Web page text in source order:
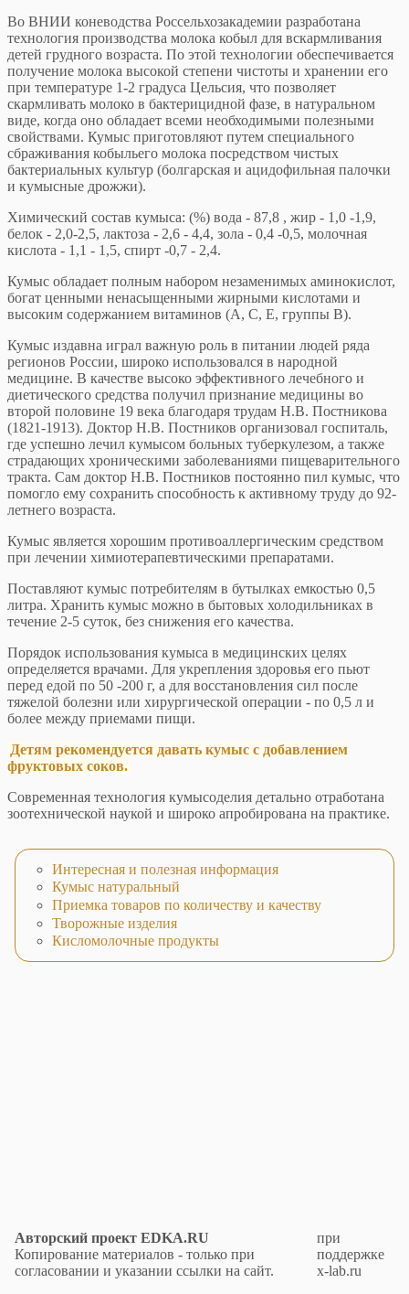
Во ВНИИ коневодства Россельхозакадемии разработана
технология производства молока кобыл для вскармливания
детей грудного возраста. По этой технологии обеспечивается
получение молока высокой степени чистоты и хранении его
при температуре 1-2 градуса Цельсия, что позволяет
скармливать молоко в бактерицидной фазе, в натуральном
виде, когда оно обладает всеми необходимыми полезными
свойствами. Кумыс приготовляют путем специального
сбраживания кобыльего молока посредством чистых
бактериальных культур (болгарская и ацидофильная палочки
и кумысные дрожжи).
Химический состав кумыса: (%) вода - 87,8 , жир - 1,0 -1,9,
белок - 2,0-2,5, лактоза - 2,6 - 4,4, зола - 0,4 -0,5, молочная
кислота - 1,1 - 1,5, спирт -0,7 - 2,4.
Кумыс обладает полным набором незаменимых аминокислот,
богат ценными ненасыщенными жирными кислотами и
высоким содержанием витаминов (А, С, Е, группы В).
Кумыс издавна играл важную роль в питании людей ряда
регионов России, широко использовался в народной
медицине. В качестве высоко эффективного лечебного и
диетического средства получил признание медицины во
второй половине 19 века благодаря трудам Н.В. Постникова
(1821-1913). Доктор Н.В. Постников организовал госпиталь,
где успешно лечил кумысом больных туберкулезом, а также
страдающих хроническими заболеваниями пищеварительного
тракта. Сам доктор Н.В. Постников постоянно пил кумыс, что
помогло ему сохранить способность к активному труду до 92-
летнего возраста.
Кумыс является хорошим противоаллергическим средством
при лечении химиотерапевтическими препаратами.
Поставляют кумыс потребителям в бутылках емкостью 0,5
литра. Хранить кумыс можно в бытовых холодильниках в
течение 2-5 суток, без снижения его качества.
Порядок использования кумыса в медицинских целях
определяется врачами. Для укрепления здоровья его пьют
перед едой по 50 -200 г, а для восстановления сил после
тяжелой болезни или хирургической операции - по 0,5 л и
более между приемами пищи.
Детям рекомендуется давать кумыс с добавлением
фруктовых соков.
Современная технология кумысоделия детально отработана
зоотехнической наукой и широко апробирована на практике.
Интересная и полезная информация
Кумыс натуральный
Приемка товаров по количеству и качеству
Творожные изделия
Кисломолочные продукты
Авторский проект EDKA.RU
Копирование материалов - только при
согласовании и указании ссылки на сайт.
при
поддержке
x-lab.ru